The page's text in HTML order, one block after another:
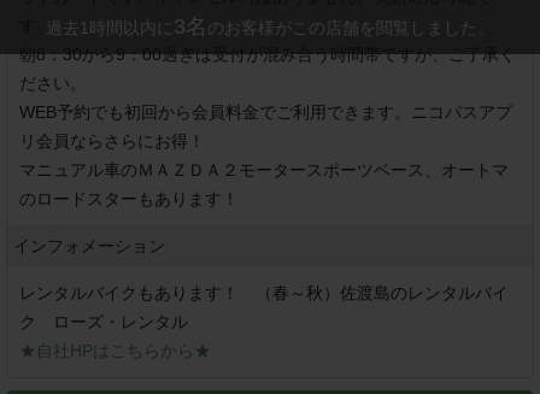
す。
朝8：30から9：00過ぎは受付が混み合う時間帯ですが、ご了承く
ださい。
WEB予約でも初回から会員料金でご利用できます。ニコパスアプ
リ会員ならさらにお得！
マニュアル車のＭＡＺＤＡ２モータースポーツベース、オートマ
のロードスターもあります！
インフォメーション
レンタルバイクもあります！　（春～秋）佐渡島のレンタルバイ
★自社HPはこちらから★
過去1時間以内に 3名 のお客様がこの店舗を閲覧しました。